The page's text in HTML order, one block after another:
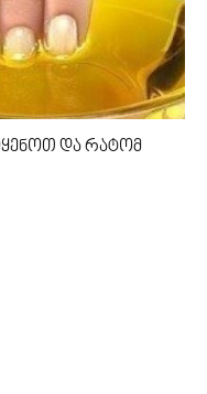
და რატომ